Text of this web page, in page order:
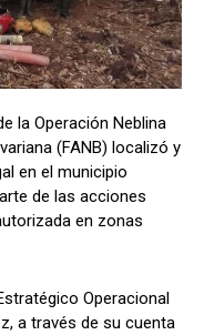
la Operación Neblina
(FANB) localizó y
en el municipio
de las acciones
en zonas
Operacional
a través de su cuenta